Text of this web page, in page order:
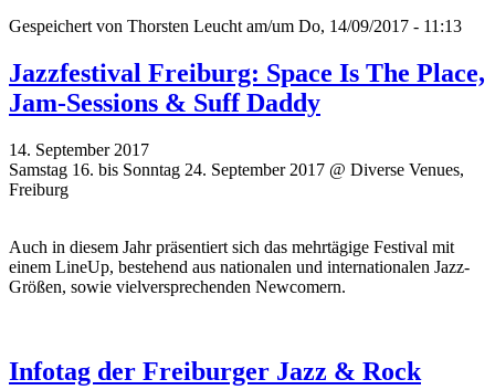
Gespeichert von Thorsten Leucht am/um Do, 14/09/2017 - 11:13
Jazzfestival Freiburg: Space Is The Place,
Jam-Sessions & Suff Daddy
14. September 2017
Samstag 16. bis Sonntag 24. September 2017 @ Diverse Venues,
Freiburg
Auch in diesem Jahr präsentiert sich das mehrtägige Festival mit
einem LineUp, bestehend aus nationalen und internationalen Jazz-
Größen, sowie vielversprechenden Newcomern.
Infotag der Freiburger Jazz & Rock